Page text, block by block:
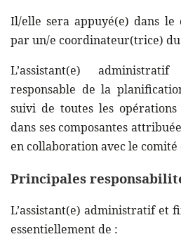
Il/elle sera appuyé(e) dans le
par un/e coordinateur(trice)
L’assistant(e)
responsable de la
suivi de toutes les
dans ses composantes
en collaboration avec le
Principales
L’assistant(e) administratif et
essentiellement de :